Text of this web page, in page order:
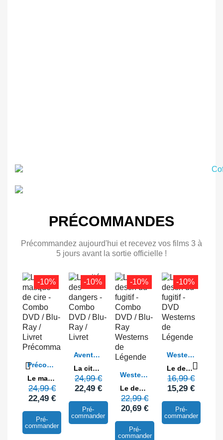
PRÉCOMMANDES
Précommandez aujourd'hui et recevez vos films 3 à
5 jours avant la sortie officielle !
Voir
-10%
Précommandes
Le masque de cire - Combo DVD / Blu-Ray / Livret
24,99 €
22,49 €
Pré-
commander
Voir
-10%
Aventure / Action
La cité des dangers - Combo DVD / Blu-Ray / Livret
24,99 €
22,49 €
Pré-
commander
Voir
-10%
Westerns de Légende
Le destin du fugitif - Combo DVD / Blu-Ray
22,99 €
20,69 €
Pré-
commander
Voir
-10%
Westerns de Légende
Le destin du fugitif - DVD
16,99 €
15,29 €
Pré-
commander